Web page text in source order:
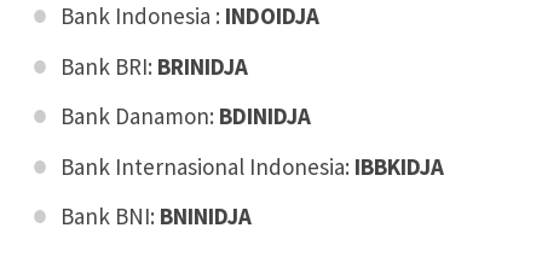
Bank Indonesia : INDOIDJA
Bank BRI: BRINIDJA
Bank Danamon: BDINIDJA
Bank Internasional Indonesia: IBBKIDJA
Bank BNI: BNINIDJA